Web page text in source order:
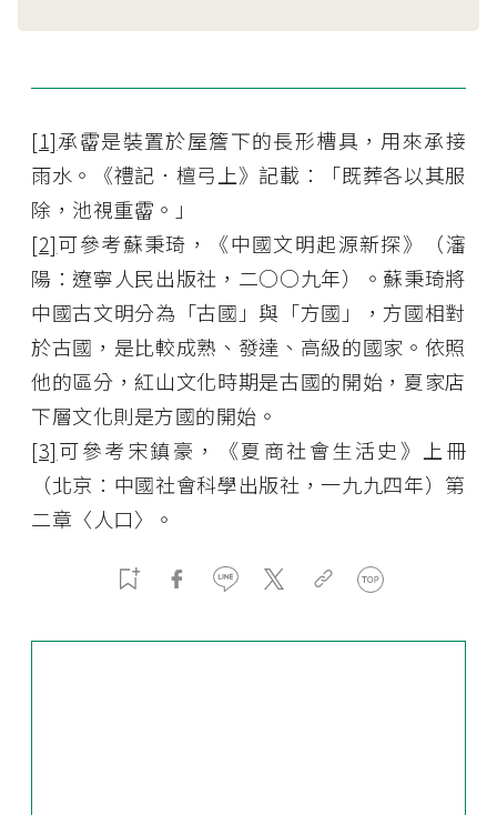
[1]承霤是裝置於屋簷下的長形槽具，用來承接
雨水。《禮記．檀弓上》記載：「既葬各以其服
除，池視重霤。」
[2]可參考蘇秉琦，《中國文明起源新探》（瀋
陽：遼寧人民出版社，二○○九年）。蘇秉琦將
中國古文明分為「古國」與「方國」，方國相對
於古國，是比較成熟、發達、高級的國家。依照
他的區分，紅山文化時期是古國的開始，夏家店
下層文化則是方國的開始。
[3]可參考宋鎮豪，《夏商社會生活史》上冊
（北京：中國社會科學出版社，一九九四年）第
二章〈人口〉。